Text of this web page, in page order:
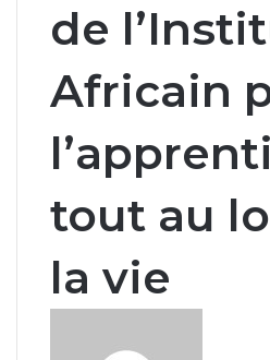
de
Africain
tout au
la vie